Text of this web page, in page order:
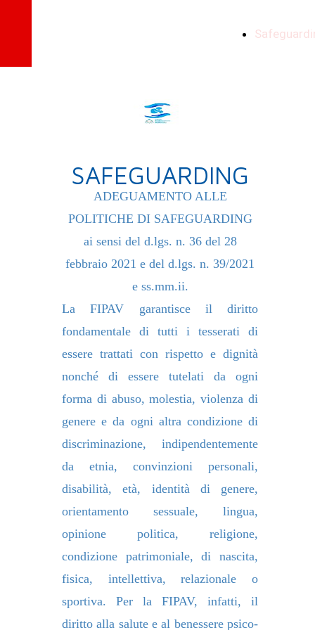
SAFEGUARDING
ADEGUAMENTO ALLE
POLITICHE DI SAFEGUARDING
ai sensi del d.lgs. n. 36 del 28
febbraio 2021 e del d.lgs. n. 39/2021
e ss.mm.ii.
La FIPAV garantisce il diritto
fondamentale di tutti i tesserati di
essere trattati con rispetto e dignità
nonché di essere tutelati da ogni
forma di abuso, molestia, violenza di
genere e da ogni altra condizione di
discriminazione, indipendentemente
da etnia, convinzioni personali,
disabilità, età, identità di genere,
orientamento sessuale, lingua,
opinione politica, religione,
condizione patrimoniale, di nascita,
fisica, intellettiva, relazionale o
sportiva. Per la FIPAV, infatti, il
diritto alla salute e al benessere psico-